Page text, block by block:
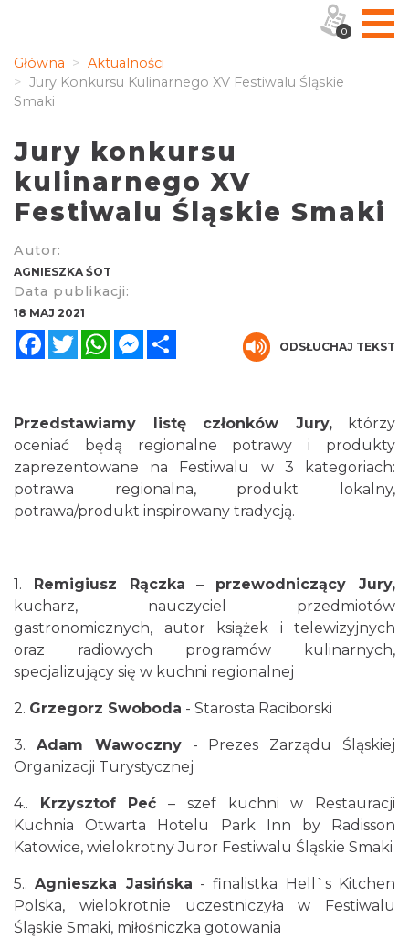
Główna
Aktualności
Jury Konkursu Kulinarnego XV Festiwalu Śląskie
Smaki
Jury konkursu
kulinarnego XV
Festiwalu Śląskie Smaki
Autor:
AGNIESZKA ŚOT
Data publikacji:
18 MAJ 2021
FacebookTwitterWhatsAppMessenger
ODSŁUCHAJ TEKST
Przedstawiamy listę członków Jury,którzy
oceniać będą regionalne potrawy i produkty
zaprezentowane na Festiwalu w 3 kategoriach:
potrawa regionalna, produkt lokalny,
potrawa/produkt inspirowany tradycją.
1. Remigiusz Rączka – przewodniczący Jury,
kucharz, nauczyciel przedmiotów
gastronomicznych, autor książek i telewizyjnych
oraz radiowych programów kulinarnych,
specjalizujący się w kuchni regionalnej
2. Grzegorz Swoboda - Starosta Raciborski
3. Adam Wawoczny- Prezes Zarządu Śląskiej
Organizacji Turystycznej
4.. Krzysztof Peć – szef kuchni w Restauracji
Kuchnia Otwarta Hotelu Park Inn by Radisson
Katowice, wielokrotny Juror Festiwalu Śląskie Smaki
5..Agnieszka Jasińska - finalistka Hell`s Kitchen
Polska, wielokrotnie uczestniczyła w Festiwalu
Śląskie Smaki, miłośniczka gotowania
0